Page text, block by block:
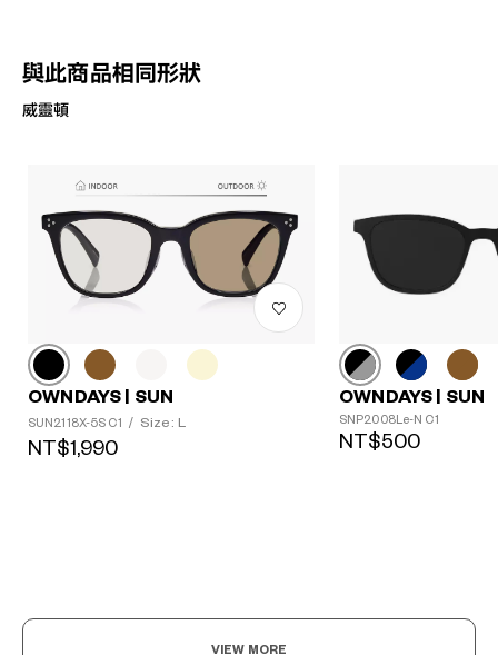
與此商品相同形狀
威靈頓
OWNDAYS | SUN
SUN2118X-5S C1 / Size: L
NT$1,990
OWNDAYS | SUN
SNP2008Le-N C1
NT$500
VIEW MORE